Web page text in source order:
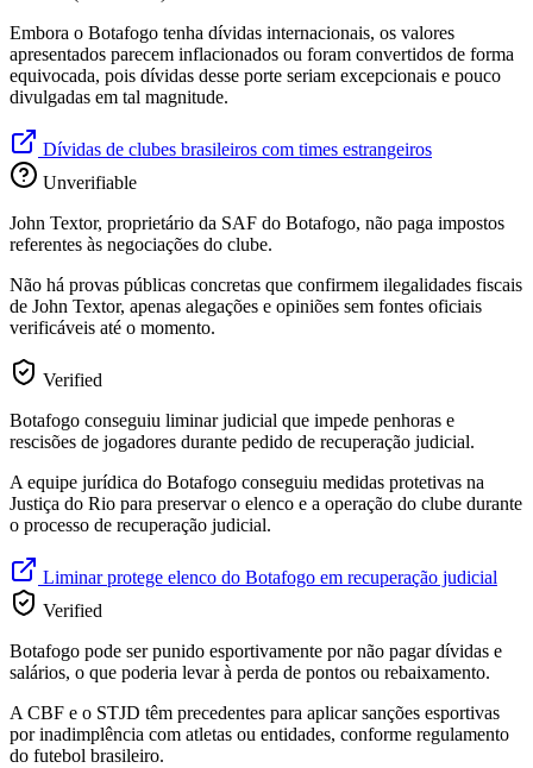
Embora o Botafogo tenha dívidas internacionais, os valores
apresentados parecem inflacionados ou foram convertidos de forma
equivocada, pois dívidas desse porte seriam excepcionais e pouco
divulgadas em tal magnitude.
Dívidas de clubes brasileiros com times estrangeiros
Unverifiable
John Textor, proprietário da SAF do Botafogo, não paga impostos
referentes às negociações do clube.
Não há provas públicas concretas que confirmem ilegalidades fiscais
de John Textor, apenas alegações e opiniões sem fontes oficiais
verificáveis até o momento.
Verified
Botafogo conseguiu liminar judicial que impede penhoras e
rescisões de jogadores durante pedido de recuperação judicial.
A equipe jurídica do Botafogo conseguiu medidas protetivas na
Justiça do Rio para preservar o elenco e a operação do clube durante
o processo de recuperação judicial.
Liminar protege elenco do Botafogo em recuperação judicial
Verified
Botafogo pode ser punido esportivamente por não pagar dívidas e
salários, o que poderia levar à perda de pontos ou rebaixamento.
A CBF e o STJD têm precedentes para aplicar sanções esportivas
por inadimplência com atletas ou entidades, conforme regulamento
do futebol brasileiro.